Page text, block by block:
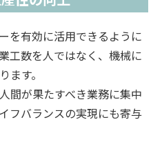
を有効に活用できるように
工数を人ではなく、機械に
ます。
間が果たすべき業務に集中
フバランスの実現にも寄与